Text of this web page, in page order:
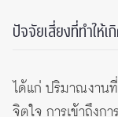
ปัจจัยเสี่ยงที่ทำให้เ
ได้แก่ ปริมาณงาน
จิตใจ การเข้าถึงก